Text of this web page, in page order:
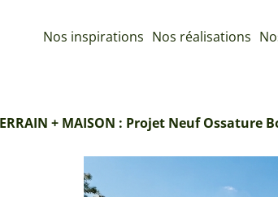
Nos inspirations Nos réalisations
+ MAISON : Projet Neuf Ossature